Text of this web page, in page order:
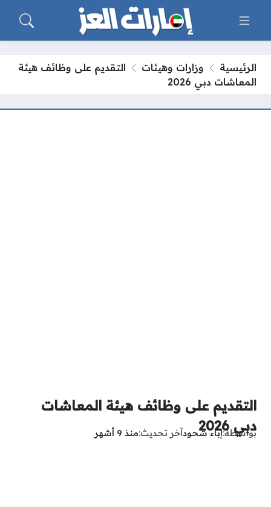
الرئيسية وزارات وهيئات
التقديم على وظائف هيئة
المعاشات دبي 2026
التقديم على وظائف هيئة المعاشات
دبي 2026
بواسطة إباء شحودآخر تحديث منذ 9 أشهر